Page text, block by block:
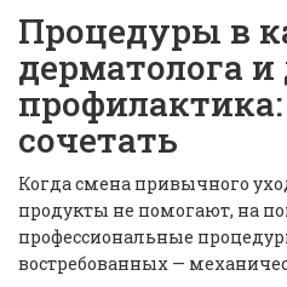
Процедуры в
дерматолога
сочетать
Когда смена привычного
продукты не помогают, на
профессиональные
востребованных —